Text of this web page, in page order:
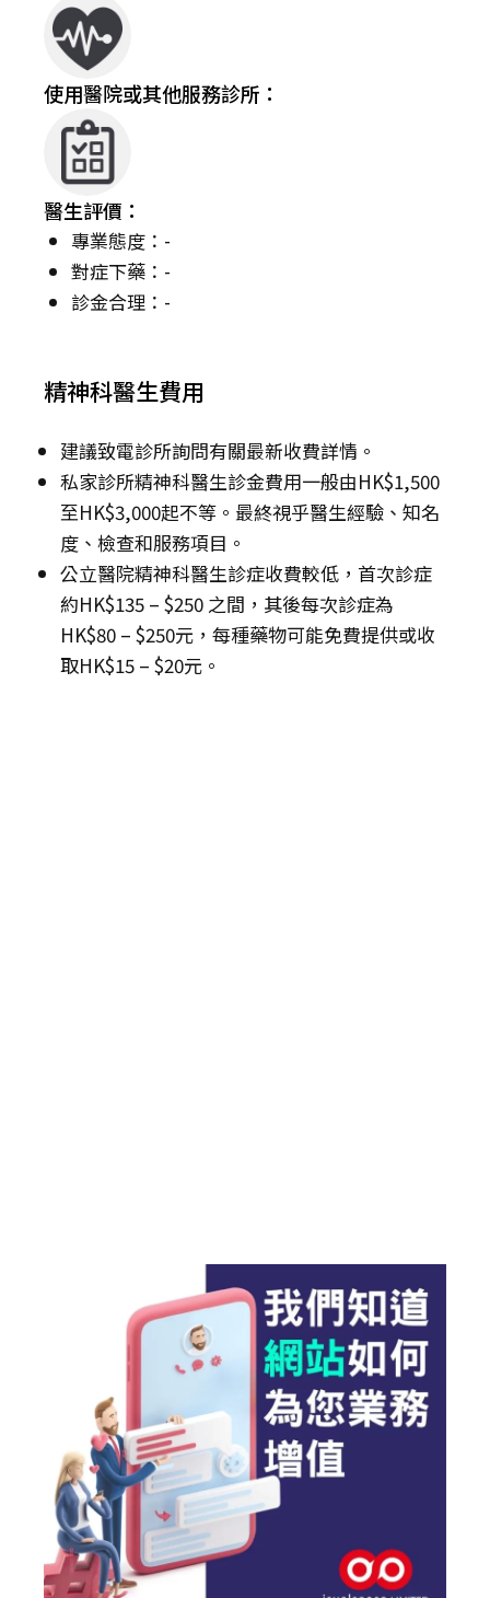
使用醫院或其他服務診所：
醫生評價：
專業態度：-
對症下藥：-
診金合理：-
精神科醫生費用
建議致電診所詢問有關最新收費詳情。
私家診所精神科醫生診金費用一般由HK$1,500
至HK$3,000起不等。最終視乎醫生經驗、知名
度、檢查和服務項目。
公立醫院精神科醫生診症收費較低，首次診症
約HK$135 – $250 之間，其後每次診症為
HK$80 – $250元，每種藥物可能免費提供或收
取HK$15 – $20元。